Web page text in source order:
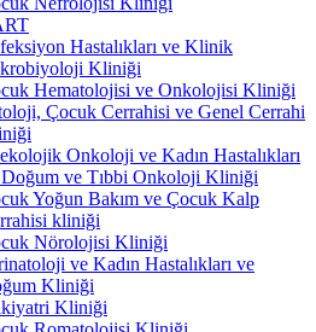
Hastalıkları ve Klinik
Kliniği
Hematolojisi ve Onkolojisi Kliniği
Çocuk Cerrahisi ve Genel Cerrahi
Onkoloji ve Kadın Hastalıkları
ve Tıbbi Onkoloji Kliniği
Yoğun Bakım ve Çocuk Kalp
kliniği
Nörolojisi Kliniği
ve Kadın Hastalıkları ve
Kliniği
Kliniği